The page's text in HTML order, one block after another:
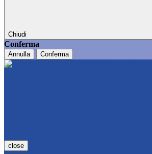
Chiudi
Conferma
Annulla Conferma
close